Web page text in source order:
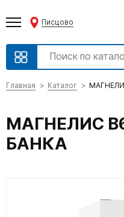
Писцово
Главная Каталог
МАГНЕЛИС
БАНКА